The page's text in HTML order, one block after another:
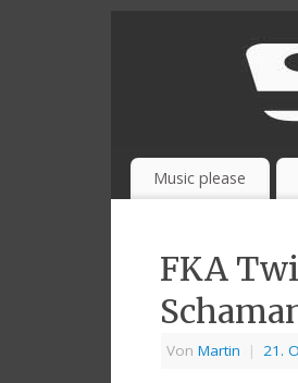
Music please
FKA
Von Martin | 21.